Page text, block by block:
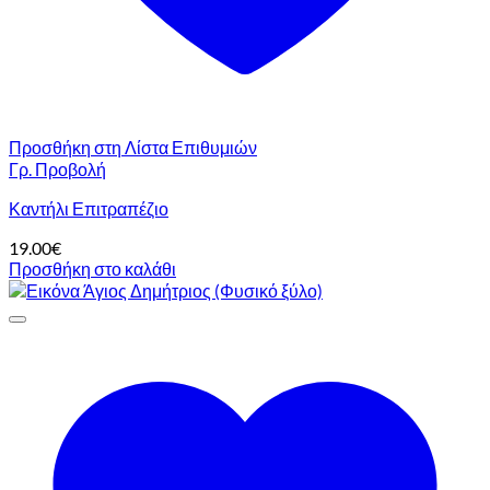
Προσθήκη στη Λίστα Επιθυμιών
Γρ. Προβολή
Καντήλι Επιτραπέζιο
19.00€
Προσθήκη στο καλάθι